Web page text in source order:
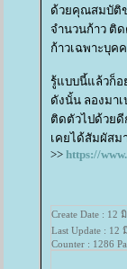
ด้วยคุณสมบัติข
จำนวนก้าว ติ
ก้าวเฉพาะบุค
รู้แบบนี้แล้วก็อ
ดังนั้น ลองมา
ติดตัวไปด้วย
เคยได้สัมผัส
>> https://
Create Date : 12
Last Update : 12
Counter : 1286